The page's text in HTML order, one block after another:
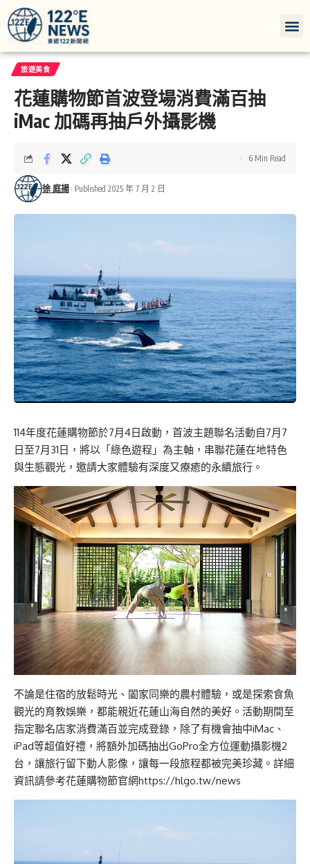
旅遊美食
花蓮購物節首波登場消費滿百抽
iMac 加碼再抽戶外攝影機
徐 庭揚 Published 2025 年 7 月 2 日
6 Min Read
114年度花蓮購物節於7月4日啟動，首波主題聯名活動自7月7
日至7月31日，將以「綠色遊程」為主軸，串聯花蓮在地特色
與生態觀光，邀請大家體驗有深度又療癒的永續旅行。
不論是住宿的放鬆時光、闔家同樂的農村體驗，或是探索食魚
觀光的育教娛樂，都能親近花蓮山海自然的美好。活動期間至
指定聯名店家消費滿百並完成登錄，除了有機會抽中iMac、
iPad等超值好禮，將額外加碼抽出GoPro全方位運動攝影機2
台，讓旅行留下動人影像，讓每一段旅程都被完美珍藏。詳細
資訊請參考花蓮購物節官網https://hlgo.tw/news